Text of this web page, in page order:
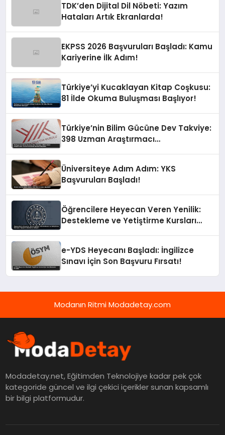
TDK’den Dijital Dil Nöbeti: Yazım
Hataları Artık Ekranlarda!
EKPSS 2026 Başvuruları Başladı: Kamu
Kariyerine İlk Adım!
Türkiye’yi Kucaklayan Kitap Coşkusu:
81 İlde Okuma Buluşması Başlıyor!
Türkiye’nin Bilim Gücüne Dev Takviye:
398 Uzman Araştırmacı
Üniversiteye Adım Adım: YKS
Başvuruları Başladı!
Öğrencilere Heyecan Veren Yenilik:
Destekleme ve Yetiştirme Kursları
e-YDS Heyecanı Başladı: İngilizce
Sınavı İçin Son Başvuru Fırsatı!
Modanın Ritmi Modadetay.com
Modadetay.net, Eğitimden Teknolojiye kadar pek çok
kategoride güncel ve ilgi çekici içerikler sunan kapsamlı
bir bilgi platformudur.